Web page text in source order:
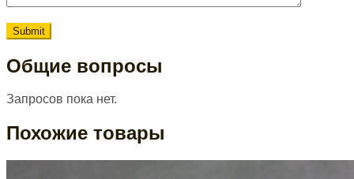
Общие вопросы
Запросов пока нет.
Похожие товары